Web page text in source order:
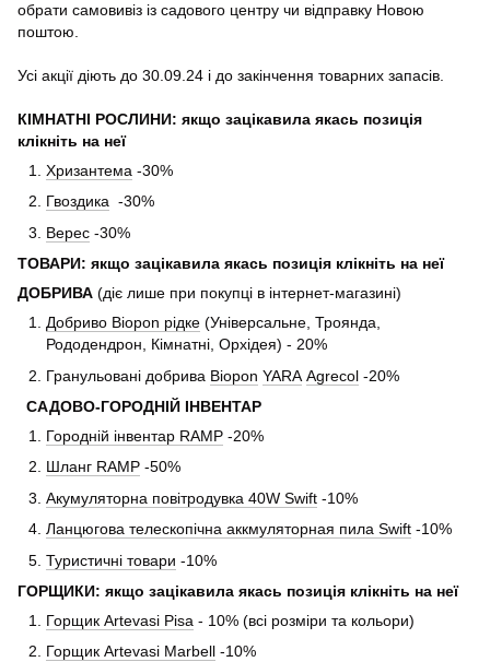
обрати самовивіз із садового центру чи відправку Новою
поштою.
Усі акції діють до 30.09.24 і до закінчення товарних запасів.
КІМНАТНІ РОСЛИНИ: якщо зацікавила якась позиція
клікніть на неї
Хризантема -30%
Гвоздика -30%
Верес -30%
ТОВАРИ: якщо зацікавила якась позиція клікніть на неї
ДОБРИВА (діє лише при покупці в інтернет-магазині)
Добриво Biopon рідке (Універсальне, Троянда,
Рододендрон, Кімнатні, Орхідея) - 20%
Гранульовані добрива Biopon YARA Agrecol -20%
САДОВО-ГОРОДНІЙ ІНВЕНТАР
Городній інвентар RAMP -20%
Шланг RAMP -50%
Акумуляторна повітродувка 40W Swift -10%
Ланцюгова телескопічна аккмуляторная пила Swift -10%
Туристичні товари -10%
ГОРЩИКИ: якщо зацікавила якась позиція клікніть на неї
Горщик Artevasi Pisa - 10% (всі розміри та кольори)
Горщик Artevasi Marbell -10%